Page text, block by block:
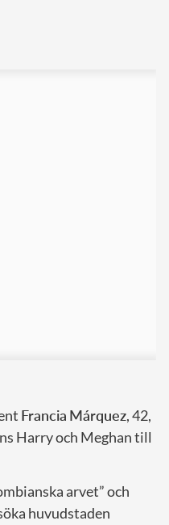
Francia Márquez, 42,
Harry och Meghan till
arvet” och
huvudstaden